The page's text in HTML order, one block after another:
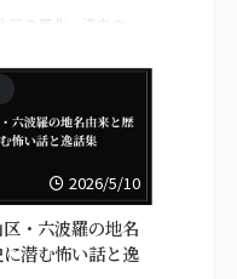
いう一語だけで
沓掛」の名は ...
区の西北、洛中の
たりに「鷹峯」とい
。いまでは住宅地や
坂道の印象が先に立
はただの景観語では
行き交った土地の記
文字に折り畳んでい
いてい穏やかに見え
い土地ほど、名は風
2026/5/10
・六波羅の地名
潜む怖い話と逸